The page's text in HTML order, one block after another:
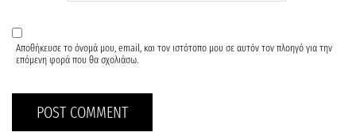
Αποθήκευσε το όνομά μου, email, και τον ιστότοπο μου σε αυτόν τον πλοηγό για την
επόμενη φορά που θα σχολιάσω.